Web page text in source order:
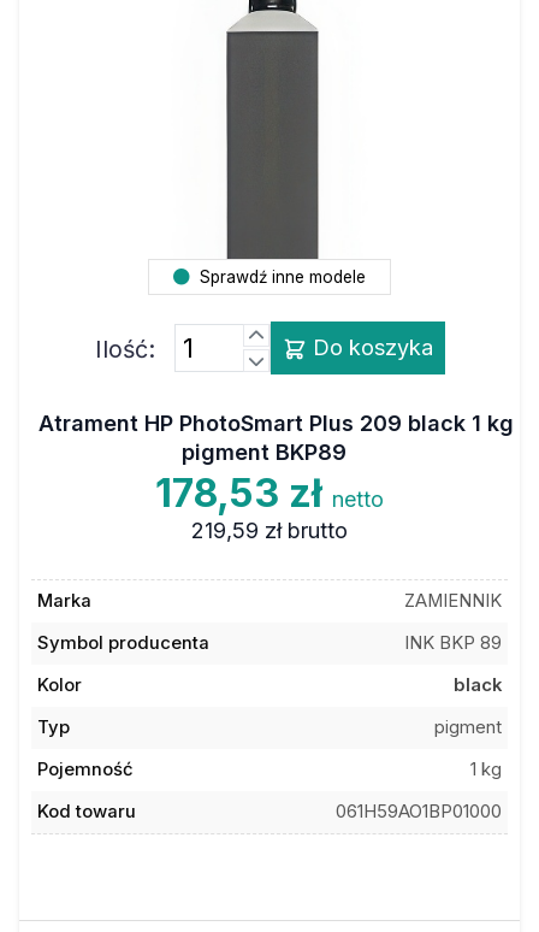
Sprawdź inne modele
Ilość: Do koszyka
Atrament HP PhotoSmart Plus 209 black 1 kg
pigment BKP89
178,53 zł netto
219,59 zł brutto
Marka
ZAMIENNIK
Symbol producenta
INK BKP 89
Kolor
black
Typ
pigment
Pojemność
1 kg
Kod towaru
061H59AO1BP01000